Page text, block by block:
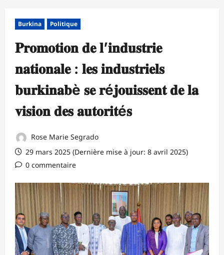
Burkina Politique
𝐏𝐫𝐨𝐦𝐨𝐭𝐢𝐨𝐧 𝐝𝐞 𝐥’𝐢𝐧𝐝𝐮𝐬𝐭𝐫𝐢𝐞
𝐧𝐚𝐭𝐢𝐨𝐧𝐚𝐥𝐞 : 𝐥𝐞𝐬 𝐢𝐧𝐝𝐮𝐬𝐭𝐫𝐢𝐞𝐥𝐬
𝐛𝐮𝐫𝐤𝐢𝐧𝐚𝐛è 𝐬𝐞 𝐫é𝐣𝐨𝐮𝐢𝐬𝐬𝐞𝐧𝐭 𝐝𝐞 𝐥𝐚
𝐯𝐢𝐬𝐢𝐨𝐧 𝐝𝐞𝐬 𝐚𝐮𝐭𝐨𝐫𝐢𝐭é𝐬
Rose Marie Segrado
29 mars 2025 (Dernière mise à jour: 8 avril 2025)
0 commentaire